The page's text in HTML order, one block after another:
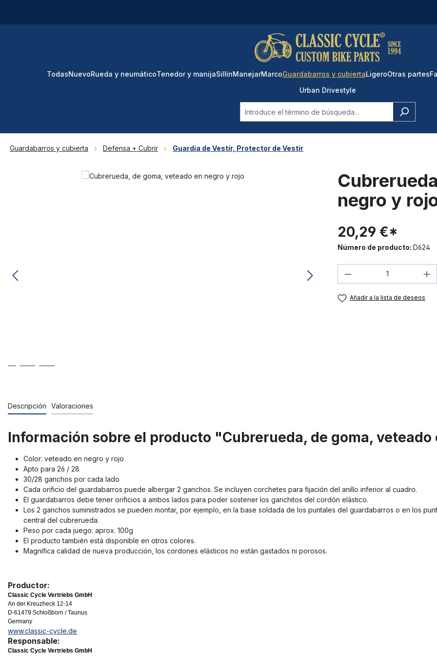
TodasNuevoRueda y neumáticoTenedor y manijaSillínManejarMarcoGuardabarros y cubiertaLigeroOtras partes
Urban Drivestyle
Guardabarros y cubierta Defensa + Cubrir Guardia de Vestir, Protector de Vestir
Omitir galería de imágenes
negro y
20,29 €*
Número de producto: D624
Cantidad del
Añadir a la lista de deseos
Descripción Valoraciones
Información sobre el producto "Cubrerueda, de goma, veteado
Color: veteado en negro y rojo
Apto para 26 / 28
30/28 ganchos por cada lado
Cada orificio del guardabarros puede albergar 2 ganchos. Se incluyen corchetes para fijación del anillo inferior al cuadro.
El guardabarros debe tener orificios a ambos lados para poder sostener los ganchitos del cordón elástico.
Los 2 ganchos suministrados se pueden montar, por ejemplo, en la base soldada de los puntales del guardabarros o en los
central del cubrerueda.
Peso por cada juego: aprox. 100g
El producto también está disponible en otros colores.
Magnífica calidad de nueva producción, los cordones elásticos no están gastados ni porosos.
Productor:
Classic Cycle Vertriebs GmbH
An der Kreuzheck 12-14
D-61479 Schloßborn / Taunus
Germany
www.classic-cycle.de
Responsable:
Classic Cycle Vertriebs GmbH